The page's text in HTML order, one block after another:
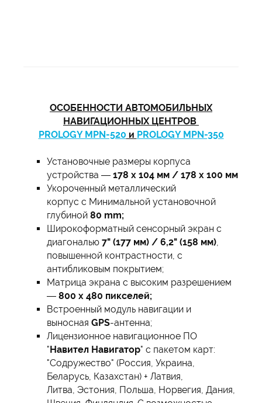
ОСОБЕННОСТИ АВТОМОБИЛЬНЫХ
НАВИГАЦИОННЫХ ЦЕНТРОВ
PROLOGY MPN-520 и PROLOGY MPN-350
Установочные размеры корпуса
устройства — 178 x 104 мм / 178 х 100 мм
Укороченный металлический
корпус с Минимальной установочной
глубиной 80 mm;
Широкоформатный сенсорный экран с
диагональю 7" (177 мм) / 6,2" (158 мм),
повышенной контрастности, с
антибликовым покрытием;
Матрица экрана с высоким разрешением
— 800 х 480 пикселей;
Встроенный модуль навигации и
выносная GPS-антенна;
Лицензионное навигационное ПО
"Навител Навигатор" с пакетом карт:
"Содружество" (Россия, Украина,
Беларусь, Казахстан) + Латвия,
Литва, Эстония, Польша, Норвегия, Дания,